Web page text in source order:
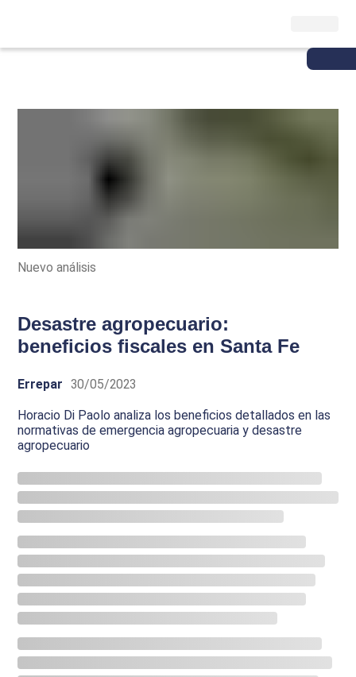
Nuevo análisis
Desastre agropecuario:
beneficios fiscales en Santa Fe
Errepar 30/05/2023
Horacio Di Paolo analiza los beneficios detallados en las
normativas de emergencia agropecuaria y desastre
agropecuario